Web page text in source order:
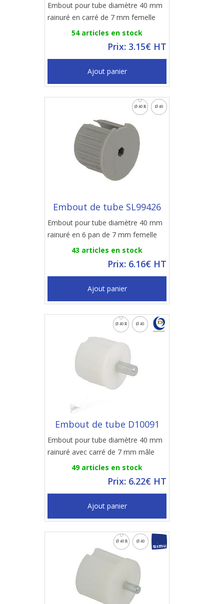
Embout pour tube diamètre 40 mm
rainuré en carré de 7 mm femelle
54 articles en stock
Prix: 3.15€ HT
Ajout panier
Embout de tube SL99426
Embout pour tube diamètre 40 mm
rainuré en 6 pan de 7 mm femelle
43 articles en stock
Prix: 6.16€ HT
Ajout panier
Embout de tube D10091
Embout pour tube diamètre 40 mm
rainuré avec carré de 7 mm mâle
49 articles en stock
Prix: 6.22€ HT
Ajout panier